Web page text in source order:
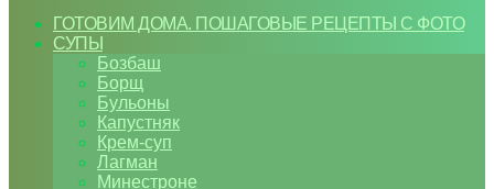
ГОТОВИМ ДОМА. ПОШАГОВЫЕ РЕЦЕПТЫ С ФОТО
СУПЫ
Бозбаш
Борщ
Бульоны
Капустняк
Крем-суп
Лагман
Минестроне